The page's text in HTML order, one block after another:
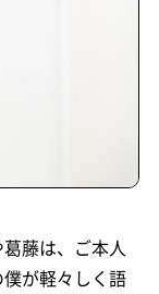
藤は、ご本人
が軽々しく語